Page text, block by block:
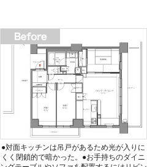
●対面キッチンは吊戸があるため光が入りに
くく閉鎖的で暗かった。●お手持ちのダイニ